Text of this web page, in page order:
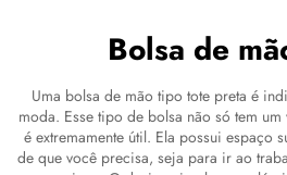
Bolsa de
Uma bolsa de mão tipo tote preta é
moda. Esse tipo de bolsa não só tem um
é extremamente útil. Ela possui espaço
de que você precisa, seja para ir ao